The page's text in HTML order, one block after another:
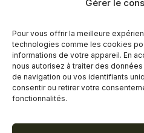
Gérer le
Pour vous offrir la meilleure
technologies comme les cookies
informations de votre appareil. En
nous autorisez à traiter des
de navigation ou vos identifiants
consentir ou retirer votre
fonctionnalités.
Heures d’ouverture
Lundi au mercredi
Jeudi
Vendredi
Dimanche